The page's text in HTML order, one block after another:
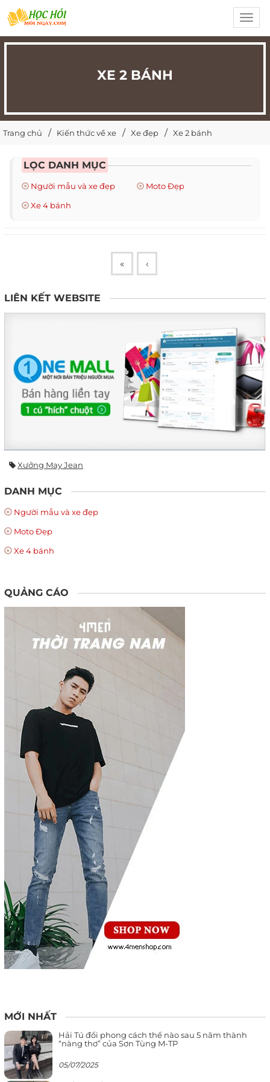
XE 2 BÁNH
Trang chủ Kiến thức về xe Xe đẹp Xe 2 bánh
LỌC DANH MỤC
Người mẫu và xe đẹp
Moto Đẹp
Xe 4 bánh
« ‹
LIÊN KẾT WEBSITE
Xưởng May Jean
DANH MỤC
Người mẫu và xe đẹp
Moto Đẹp
Xe 4 bánh
QUẢNG CÁO
MỚI NHẤT
Hải Tú đổi phong cách thế nào sau 5 năm thành
“nàng thơ” của Sơn Tùng M-TP
05/07/2025